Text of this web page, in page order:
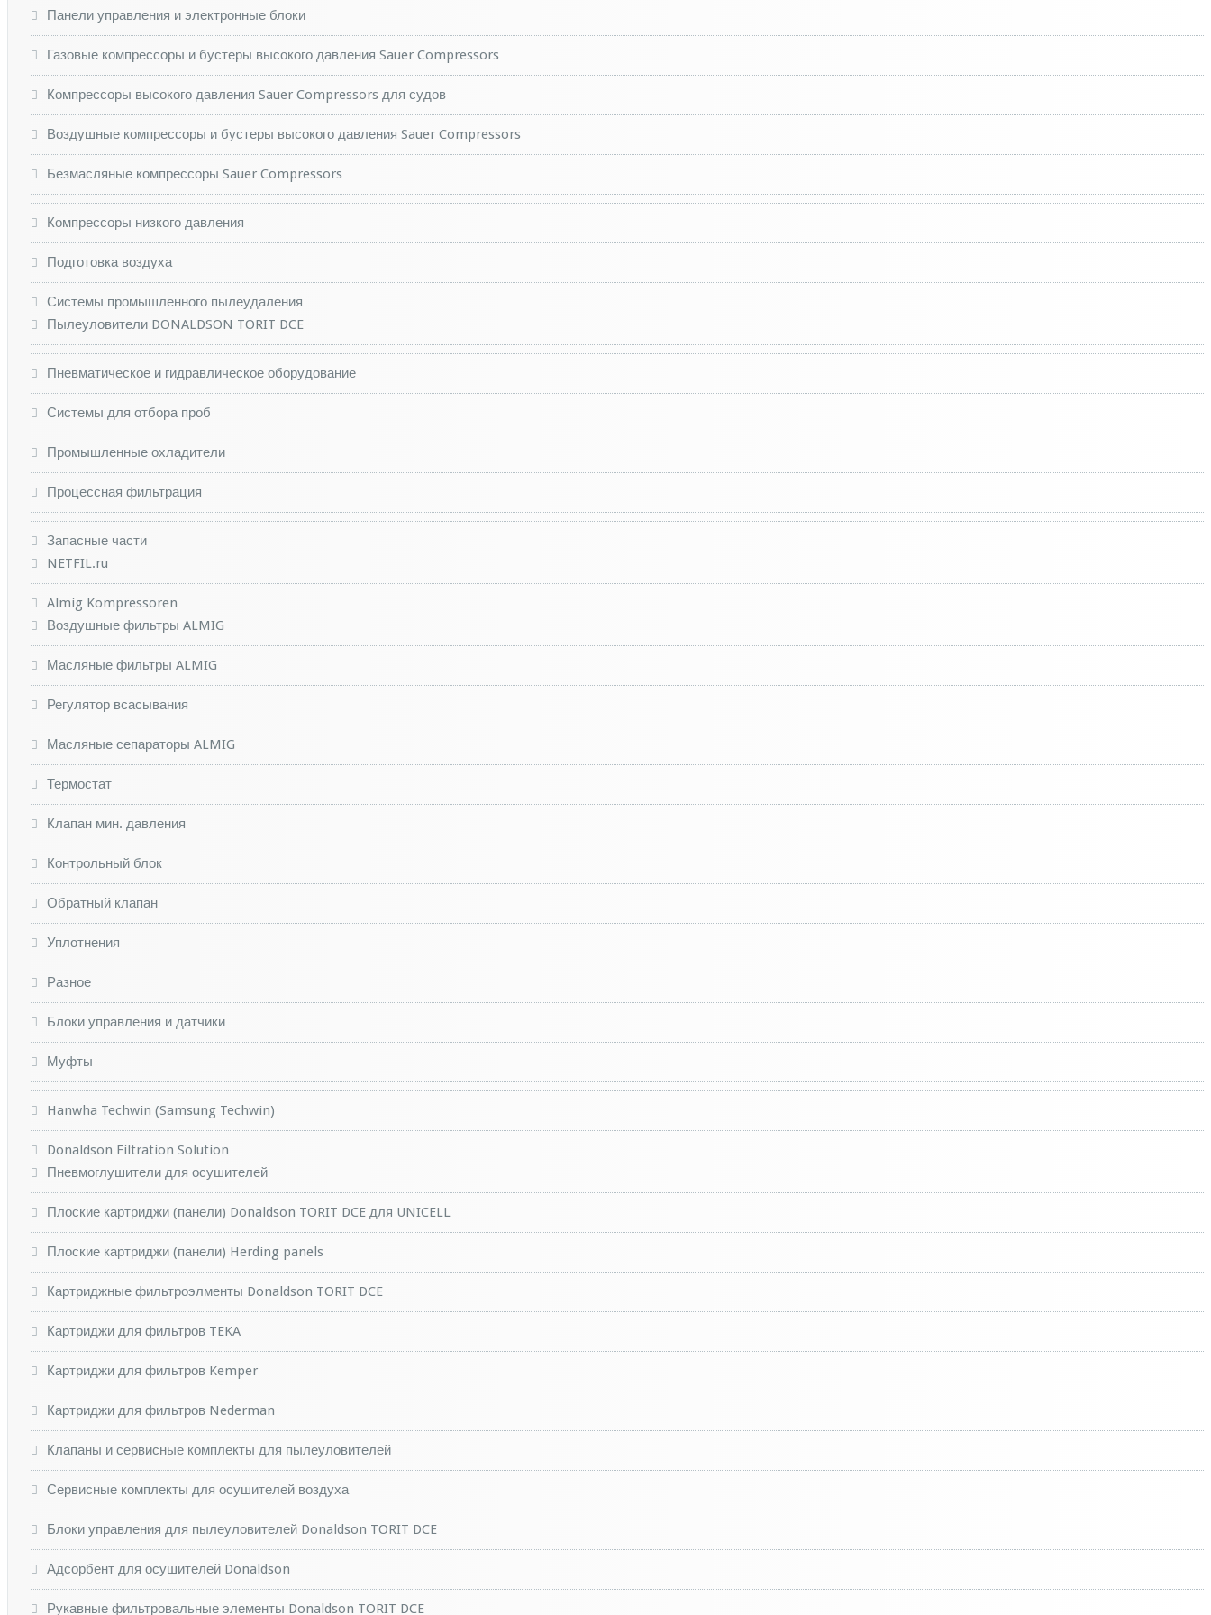
Панели управления и электронные блоки
Газовые компрессоры и бустеры высокого давления Sauer Compressors
Компрессоры высокого давления Sauer Compressors для судов
Воздушные компрессоры и бустеры высокого давления Sauer Compressors
Безмасляные компрессоры Sauer Compressors
Компрессоры низкого давления
Подготовка воздуха
Системы промышленного пылеудаления
Пылеуловители DONALDSON TORIT DCE
Пневматическое и гидравлическое оборудование
Системы для отбора проб
Промышленные охладители
Процессная фильтрация
Запасные части
NETFIL.ru
Almig Kompressoren
Воздушные фильтры ALMIG
Масляные фильтры ALMIG
Регулятор всасывания
Масляные сепараторы ALMIG
Термостат
Клапан мин. давления
Контрольный блок
Обратный клапан
Уплотнения
Разное
Блоки управления и датчики
Муфты
Hanwha Techwin (Samsung Techwin)
Donaldson Filtration Solution
Пневмоглушители для осушителей
Плоские картриджи (панели) Donaldson TORIT DCE для UNICELL
Плоские картриджи (панели) Herding panels
Картриджные фильтроэлменты Donaldson TORIT DCE
Картриджи для фильтров TEKA
Картриджи для фильтров Kemper
Картриджи для фильтров Nederman
Клапаны и сервисные комплекты для пылеуловителей
Сервисные комплекты для осушителей воздуха
Блоки управления для пылеуловителей Donaldson TORIT DCE
Адсорбент для осушителей Donaldson
Рукавные фильтровальные элементы Donaldson TORIT DCE